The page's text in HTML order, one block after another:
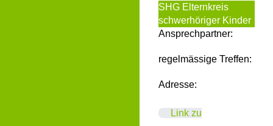
SHG Elternkreis
schwerhöriger Kinder
Ansprechpartner:
regelmässige Treffen:
Adresse:
Link zu